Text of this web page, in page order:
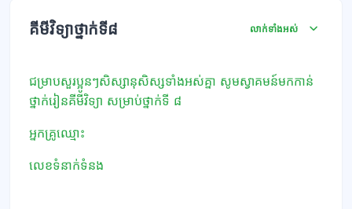
គីមីវិទ្យាថ្នាក់ទី៨ លាក់ទាំងអស់
ជម្រាបសួរប្អូនៗសិស្សានុសិស្សទាំងអស់គ្នា សូមស្វាគមន៍មកកាន់
ថ្នាក់រៀនគីមីវិទ្យា សម្រាប់ថ្នាក់ទី ៨
អ្នកគ្រូឈ្មោះ
លេខទំនាក់ទំនង​